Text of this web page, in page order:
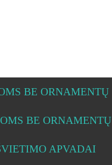
BE ORNAMENTŲ
BE ORNAMENTŲ
APVADAI